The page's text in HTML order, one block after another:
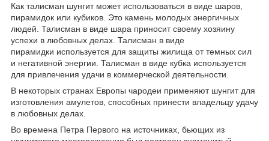
Как талисман шунгит может использоваться в виде шаров,
пирамидок или кубиков. Это камень молодых энергичных
людей. Талисман в виде шара приносит своему хозяину
успехи в любовных делах. Талисман в виде
пирамидки используется для защиты жилища от темных сил
и негативной энергии. Талисман в виде кубка используется
для привлечения удачи в коммерческой деятельности.
В некоторых странах Европы чародеи применяют шунгит для
изготовления амулетов, способных принести владельцу удачу
в любовных делах.
Во времена Петра Первого на источниках, бьющих из